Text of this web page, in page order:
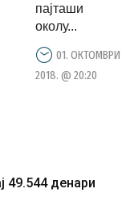
пајташи
околу...
01. ОКТОМВРИ
2018. @ 20:20
49.544 денари